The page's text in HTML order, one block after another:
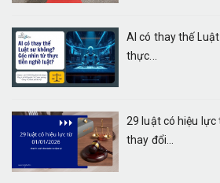
AI có thay thế
thực...
29 luật có hiệu
thay đổi...